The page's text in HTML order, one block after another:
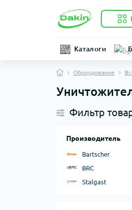
Каталоги
Оборудование
Фильтр
Производитель
Bartscher
BRC
Stalgast